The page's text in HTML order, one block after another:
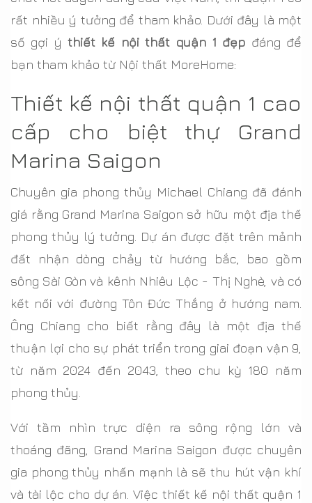
rất nhiều ý tưởng để tham khảo. Dưới đây là một
số gợi ýthiết kế nội thất quận 1 đẹp đáng để
bạn tham khảo từ Nội thất MoreHome:
Thiết kế nội thất quận 1 cao
cấp cho biệt thự Grand
Marina Saigon
Chuyên gia phong thủy Michael Chiang đã đánh
giá rằng Grand Marina Saigon sở hữu một địa thế
phong thủy lý tưởng. Dự án được đặt trên mảnh
đất nhận dòng chảy từ hướng bắc, bao gồm
sông Sài Gòn và kênh Nhiêu Lộc - Thị Nghè, và có
kết nối với đường Tôn Đức Thắng ở hướng nam.
Ông Chiang cho biết rằng đây là một địa thế
thuận lợi cho sự phát triển trong giai đoạn vận 9,
từ năm 2024 đến 2043, theo chu kỳ 180 năm
phong thủy.
Với tầm nhìn trực diện ra sông rộng lớn và
thoáng đãng, Grand Marina Saigon được chuyên
gia phong thủy nhấn mạnh là sẽ thu hút vận khí
và tài lộc cho dự án. Việc thiết kế nội thất quận 1